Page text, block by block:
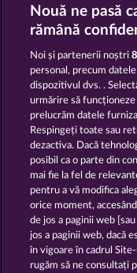
TEXAS TYCOON
Întrebări
Nouă ne pasă
rămână
Noi și partenerii noștri
personal, precum
dispozitivul dvs. .
urmărire să
prelucrăm datele
Respingeți toate sau
dezactiva. Dacă
posibil ca o parte din
mai fie la fel de
pentru a vă modifica
orice moment,
de jos a paginii web
jos a paginii web, dacă
în vigoare în cadrul
rugăm să ne consultați